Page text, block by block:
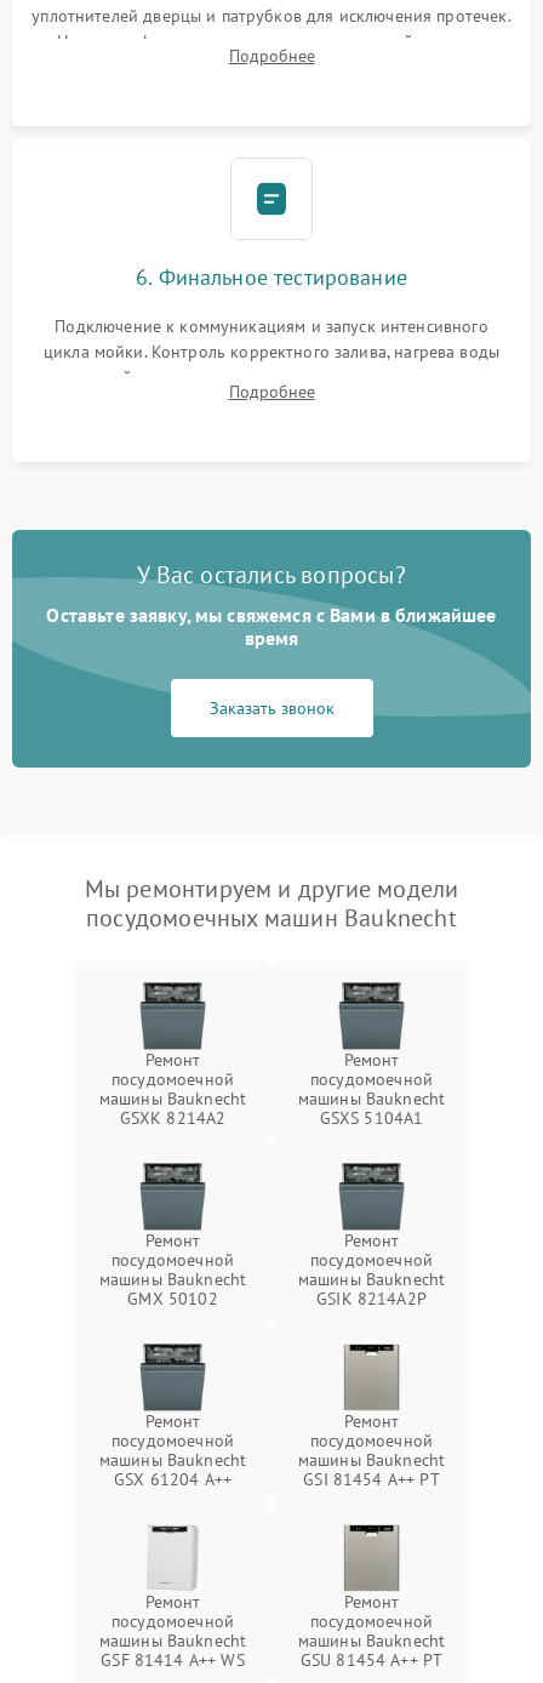
уплотнителей дверцы и патрубков для исключения протечек.
Надежная фиксация хомутов гидравлической системы,
сборка корпуса и установка датчика поплавка.
Подробнее
6. Финальное тестирование
Подключение к коммуникациям и запуск интенсивного
цикла мойки. Контроль корректного залива, нагрева воды
до нужной температуры, отсутствия посторонних шумов,
штатного слива и абсолютной сухости в поддоне.
Подробнее
У Вас остались вопросы?
Оставьте заявку, мы свяжемся с Вами в ближайшее
время
Заказать звонок
Мы ремонтируем и другие модели
посудомоечных машин Bauknecht
Ремонт
посудомоечной
машины Bauknecht
GSXK 8214A2
Ремонт
посудомоечной
машины Bauknecht
GSXS 5104A1
Ремонт
посудомоечной
машины Bauknecht
GMX 50102
Ремонт
посудомоечной
машины Bauknecht
GSIK 8214A2P
Ремонт
посудомоечной
машины Bauknecht
GSX 61204 A++
Ремонт
посудомоечной
машины Bauknecht
GSI 81454 A++ PT
Ремонт
посудомоечной
машины Bauknecht
GSF 81414 A++ WS
Ремонт
посудомоечной
машины Bauknecht
GSU 81454 A++ PT